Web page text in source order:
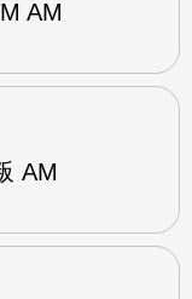
AM
AM